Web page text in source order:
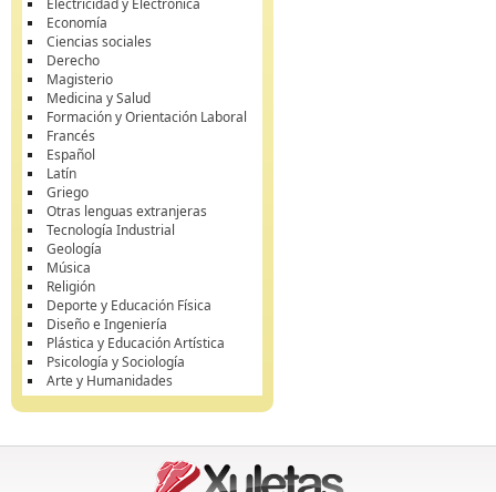
Electricidad y Electrónica
Economía
Ciencias sociales
Derecho
Magisterio
Medicina y Salud
Formación y Orientación Laboral
Francés
Español
Latín
Griego
Otras lenguas extranjeras
Tecnología Industrial
Geología
Música
Religión
Deporte y Educación Física
Diseño e Ingeniería
Plástica y Educación Artística
Psicología y Sociología
Arte y Humanidades